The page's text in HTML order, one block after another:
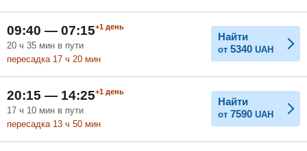
09:40 — 07:15+1 день
20 ч 35 мин в пути
пересадка 17 ч 20 мин
Найти
от 5340 UAH
20:15 — 14:25+1 день
17 ч 10 мин в пути
пересадка 13 ч 50 мин
Найти
от 7590 UAH